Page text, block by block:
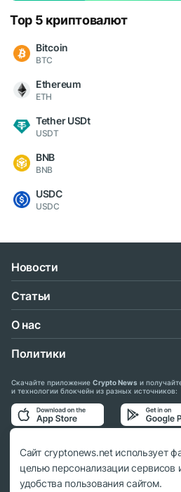
Top 5 криптовалют
Bitcoin
BTC
Ethereum
ETH
Tether USDt
USDT
BNB
BNB
USDC
USDC
Новости
Статьи
О нас
Политики
Скачайте приложение Crypto News и
и технологии блокчейн из разных источников:
Подписывайтесь на нас в социальных сетях:
Сайт cryptonews.net использует
целью персонализации сервисов
удобства пользования сайтом.